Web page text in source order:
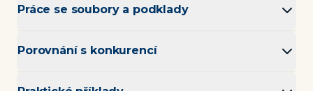
Práce se soubory a podklady
Porovnání s konkurencí